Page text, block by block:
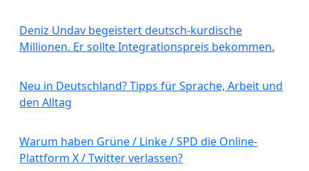
Deniz Undav begeistert deutsch-kurdische
Millionen. Er sollte Integrationspreis bekommen.
Neu in Deutschland? Tipps für Sprache, Arbeit und
den Alltag
Warum haben Grüne / Linke / SPD die Online-
Plattform X / Twitter verlassen?